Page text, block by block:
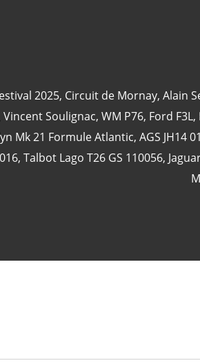
2025, Circuit de Mornay, Alain
Vincent Soulignac, WM P76, Ford F3L,
Mk 21 Formule Atlantic, AGS JH14
, Talbot Lago T26 GS 110056,